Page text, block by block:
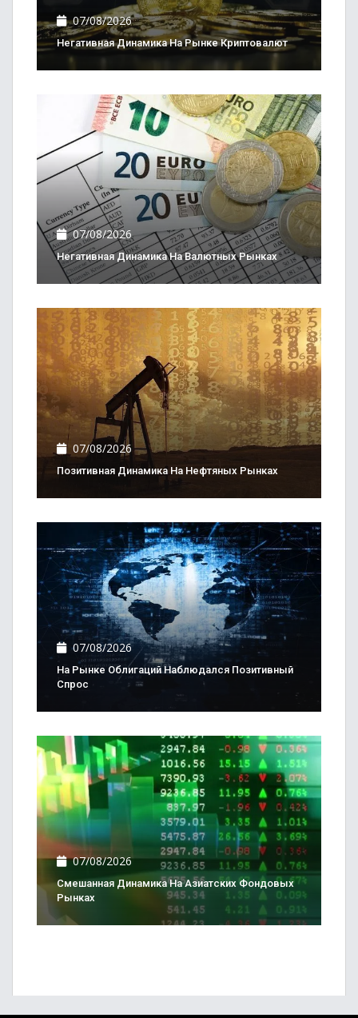
07/08/2026
Негативная Динамика На Рынке Криптовалют
07/08/2026
Негативная Динамика На Валютных Рынках
07/08/2026
Позитивная Динамика На Нефтяных Рынках
07/08/2026
На Рынке Облигаций Наблюдался Позитивный
Спрос
07/08/2026
Смешанная Динамика На Азиатских Фондовых
Рынках